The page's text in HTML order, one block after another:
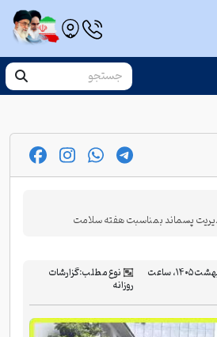
پسماند بمناسبت هفته سلامت
‫۲ ماه قبل، دو شنبه ۲۸ اردیبهشت ۱۴۰۵، ساعت نوع مطلب:گزارشات
روزانه